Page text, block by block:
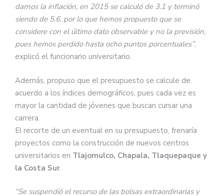
darnos la inflación, en 2015 se calculó de 3.1 y terminó
siendo de 5.6, por lo que hemos propuesto que se
considere con el último dato observable y no la previsión,
pues hemos perdido hasta ocho puntos porcentuales”,
explicó el funcionario universitario.
Además, propuso que el presupuesto se calcule de
acuerdo a los índices demográficos, pues cada vez es
mayor la cantidad de jóvenes que buscan cursar una
carrera.
El recorte de un eventual en su presupuesto, frenaría
proyectos como la construcción de nuevos centros
universitarios en Tlajomulco, Chapala, Tlaquepaque y
la Costa Sur.
“Se suspendió el recurso de las bolsas extraordinarias y